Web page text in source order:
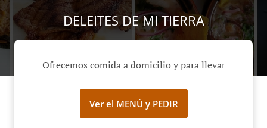
DELEITES DE MI TIERRA
Ofrecemos comida a domicilio y para llevar
Ver el MENÚ y PEDIR